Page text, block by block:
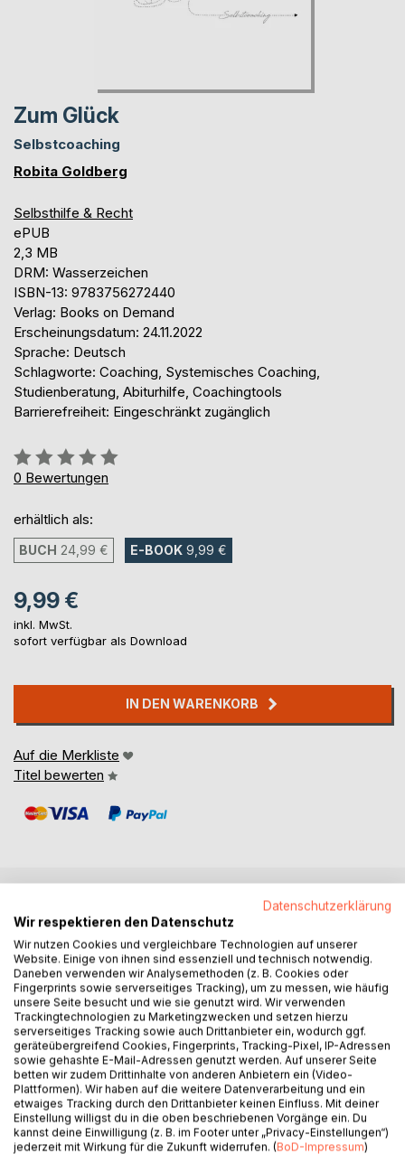
Zum Glück
Selbstcoaching
Robita Goldberg
Selbsthilfe & Recht
ePUB
2,3 MB
DRM: Wasserzeichen
ISBN-13: 9783756272440
Verlag: Books on Demand
Erscheinungsdatum: 24.11.2022
Sprache: Deutsch
Schlagworte: Coaching, Systemisches Coaching,
Studienberatung, Abiturhilfe, Coachingtools
Barrierefreiheit: Eingeschränkt zugänglich
Bewertung::
0%
0 Bewertungen
erhältlich als:
BUCH 24,99 € E-BOOK 9,99 €
9,99 €
inkl. MwSt.
sofort verfügbar als Download
IN DEN WARENKORB
Auf die Merkliste
Titel bewerten
BESCHREIBUNG
Du hast alle nötigen Werkzeuge, um Dir selbst der beste
Begleiter im Leben zu sein. Mit hoher Wahrscheinlichkeit
weisst Du das bereits oder ahnst es zumindest. Dieses
Buch hätte ich schon im Schulalter gut gebrauchen können,
deshalb hab ich´s geschrieben.
Der erste Teil umfasst einige Coaching-Grundlagen mit
ausgiebigen biografischen Beispielen. Der zweite Teil
beinhaltet eine Coaching-Anleitung und praktische Tools für
die Selbstanwendung.
Datenschutzerklärung
Wir respektieren den Datenschutz
Wir nutzen Cookies und vergleichbare Technologien auf unserer
Website. Einige von ihnen sind essenziell und technisch notwendig.
Daneben verwenden wir Analysemethoden (z. B. Cookies oder
Fingerprints sowie serverseitiges Tracking), um zu messen, wie häufig
unsere Seite besucht und wie sie genutzt wird. Wir verwenden
Trackingtechnologien zu Marketingzwecken und setzen hierzu
serverseitiges Tracking sowie auch Drittanbieter ein, wodurch ggf.
geräteübergreifend Cookies, Fingerprints, Tracking-Pixel, IP-Adressen
sowie gehashte E-Mail-Adressen genutzt werden. Auf unserer Seite
betten wir zudem Drittinhalte von anderen Anbietern ein (Video-
Plattformen). Wir haben auf die weitere Datenverarbeitung und ein
etwaiges Tracking durch den Drittanbieter keinen Einfluss. Mit deiner
Einstellung willigst du in die oben beschriebenen Vorgänge ein. Du
kannst deine Einwilligung (z. B. im Footer unter „Privacy-Einstellungen“)
jederzeit mit Wirkung für die Zukunft widerrufen. (BoD-Impressum)